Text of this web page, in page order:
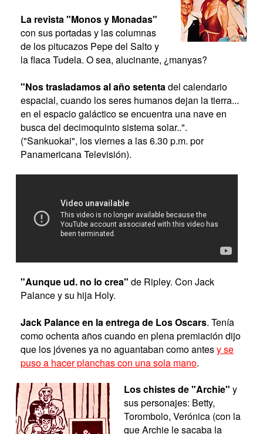
La revista "Monos y Monadas"
con sus portadas y las columnas
de los pitucazos Pepe del Salto y
la flaca Tudela. O sea, alucinante, ¿manyas?
"Nos trasladamos al año setentadel calendario
espacial, cuando los seres humanos dejan la tierra...
en el espacio galáctico se encuentra una nave en
busca del decimoquinto sistema solar..".
("Sankuokai", los viernes a las 6.30 p.m. por
Panamericana Televisión).
"Aunque ud. no lo crea" de Ripley. Con Jack
Palance y su hija Holy.
Jack Palance en la entrega de Los Oscars. Tenía
como ochenta años cuando en plena premiación dijo
que los jóvenes ya no aguantaban como antesy se
puso a hacer planchas con una sola mano.
Los chistes de "Archie" y
sus personajes: Betty,
Torombolo, Verónica (con la
que Archie le sacaba la